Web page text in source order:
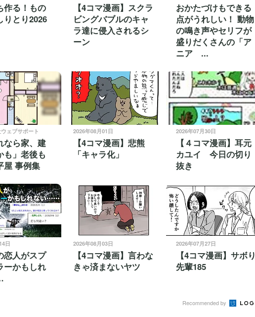
作る！もの
りとり2026
【4コマ漫画】スクラ
ビングバブルのキャ
ラ達に侵入されるシ
ーン
おかたづけもできる
点がうれしい！ 動物
の鳴き声やセリフが
盛りだくさんの「ア
ニア ...
ェブサポート
なら家、建
も」老後も
屋 事例集
2026年08月01日
【4コマ漫画】悲熊
「キャラ化」
2026年07月30日
【４コマ漫画】耳元
カユイ 今日の切り
抜き
日
恋人がスプ
ーかもしれ
2026年08月03日
【4コマ漫画】言わな
きゃ済まないヤツ
2026年07月27日
【4コマ漫画】サボり
先輩185
Recommended by